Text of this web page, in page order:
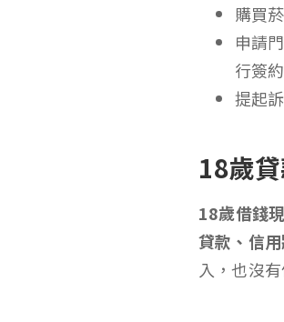
購買
申請
行簽
提起
18歲
18歲借錢
貸款、信
入，也沒